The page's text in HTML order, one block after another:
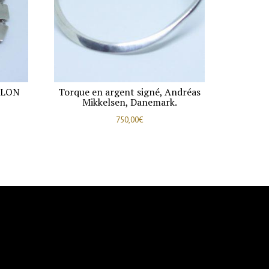
Torque en argent signé, Andréas
Mikkelsen, Danemark.
750,00€